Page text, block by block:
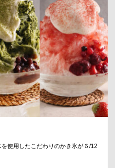
使用したこだわりのかき氷が６/12